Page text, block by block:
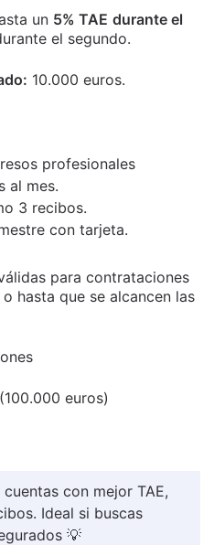
un 5% TAE durante el
el segundo.
10.000 euros.
profesionales
al mes.
3 recibos.
con tarjeta.
para contrataciones
o hasta que se alcancen las
euros)
cuentas con mejor TAE,
Ideal si buscas
💡